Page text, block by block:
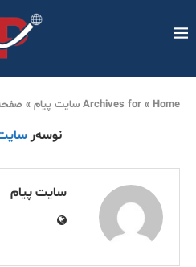
Home
» Archives for سایت پیام » صفحه
نوسەر
سایت پیام